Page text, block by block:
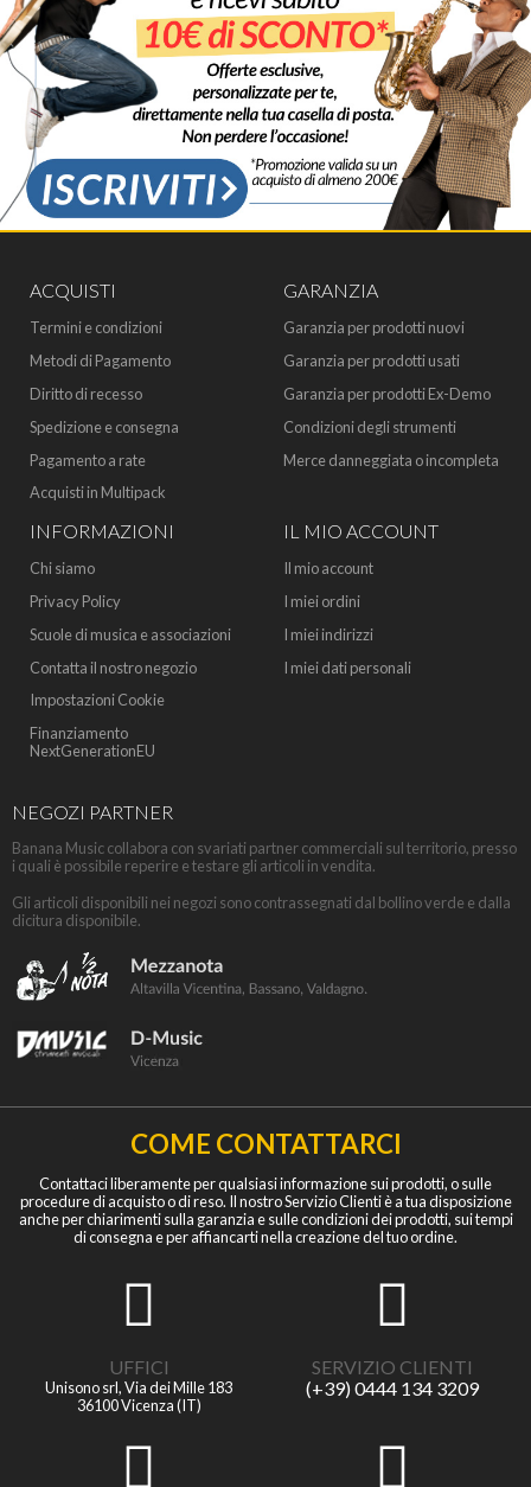
ACQUISTI
Termini e condizioni
Metodi di Pagamento
Diritto di recesso
Spedizione e consegna
Pagamento a rate
Acquisti in Multipack
GARANZIA
Garanzia per prodotti nuovi
Garanzia per prodotti usati
Garanzia per prodotti Ex-Demo
Condizioni degli strumenti
Merce danneggiata o incompleta
INFORMAZIONI
Chi siamo
Privacy Policy
Scuole di musica e associazioni
Contatta il nostro negozio
Impostazioni Cookie
Finanziamento
NextGenerationEU
IL MIO ACCOUNT
Il mio account
I miei ordini
I miei indirizzi
I miei dati personali
NEGOZI PARTNER
Banana Music collabora con svariati partner commerciali sul territorio, presso
i quali è possibile reperire e testare gli articoli in vendita.
Gli articoli disponibili nei negozi sono contrassegnati dal bollino verde e dalla
dicitura disponibile.
COME CONTATTARCI
Contattaci liberamente per qualsiasi informazione sui prodotti, o sulle
procedure di acquisto o di reso. Il nostro Servizio Clienti è a tua disposizione
anche per chiarimenti sulla garanzia e sulle condizioni dei prodotti, sui tempi
di consegna e per affiancarti nella creazione del tuo ordine.
UFFICI
Unisono srl, Via dei Mille 183
36100 Vicenza (IT)
SERVIZIO CLIENTI
(+39) 0444 134 3209